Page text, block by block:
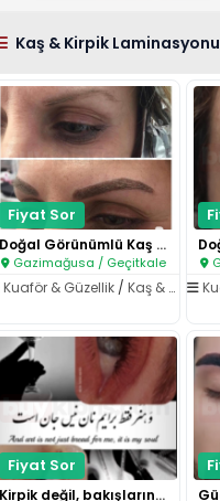
Kaş & Kirpik Laminasyonu
Fiyat Sor
Doğal Görünümlü Kaş Kontür (Mi..
Gazimağusa / Geçitkale
Kuaför & Güzellik/ Kaş & Kirpik Laminasyonu
Fiyat Sor
Kirpik değil, bakışlarına ruh ..